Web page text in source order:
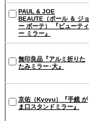
PAUL & JOE
BEAUTE（ポール ＆ ジョ
ー ボーテ） 『ビューティ
ー ミラー』
無印良品『アルミ折りた
たみミラー･大』
京佑（Kyoyu）『手鏡 が
ま口スタンドミラー』